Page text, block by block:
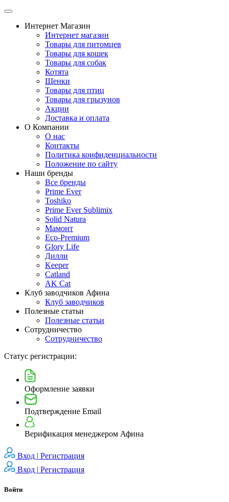
Интернет Магазин
Интернет магазин
Товары для питомцев
Товары для кошек
Товары для собак
Котята
Щенки
Товары для птиц
Товары для грызунов
Акции
Доставка и оплата
О Компании
О нас
Контакты
Политика конфиденциальности
Положение по сайту
Наши бренды
Все бренды
Prime Ever
Toshiko
Prime Ever Sublimix
Solid Natura
Мамонт
Eco-Premium
Glory Life
Дилли
Keeper
Catland
AK Cat
Клуб заводчиков Афина
Клуб заводчиков
Полезные статьи
Полезные статьи
Сотрудничество
Сотрудничество
Статус регистрации:
Оформление заявки
Подтверждение Email
Верификация менеджером Афина
Вход | Регистрация
Вход | Регистрация
Войти